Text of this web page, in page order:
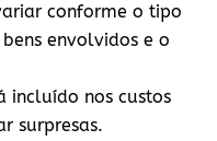
conforme o tipo
envolvidos e o
incluído nos custos
surpresas.